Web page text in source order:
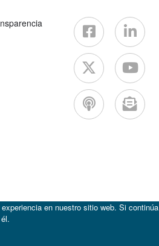
en nuestro sitio web. Si continúa